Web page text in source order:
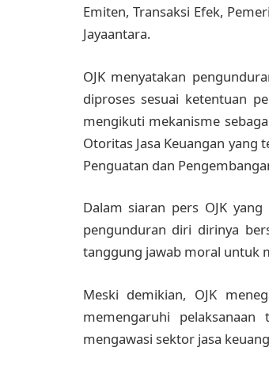
Emiten, Transaksi Efek,
Jayaantara.
OJK menyatakan
diproses sesuai ketentuan
mengikuti mekanisme
Otoritas Jasa Keuangan
Penguatan dan
Dalam siaran pers OJK
pengunduran diri dirinya
tanggung jawab moral untuk
Meski demikian, OJK
memengaruhi
mengawasi sektor jasa